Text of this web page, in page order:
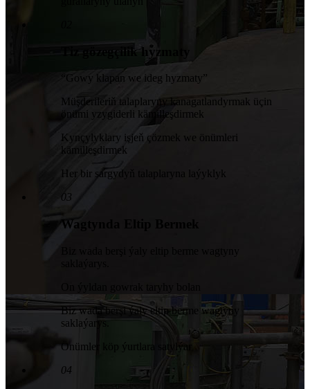
Tiz gözegçilik hyzmaty
“Gowy klapan we ideg hyzmaty”
Müşderileriň talaplaryny kanagatlandyrmak üçin
önümi yzygiderli kämilleşdirmek
Kynçylyklary işjeň çözmek we önümleri
kämilleşdirmek
Her bir sargydyň talaplaryna laýyklyk
03
Wagtynda Eltip Bermek
Biz wada berşi ýaly eltip berme wagtyny
saklaýarys.
Önümler köp ýurtlara satylýar
04